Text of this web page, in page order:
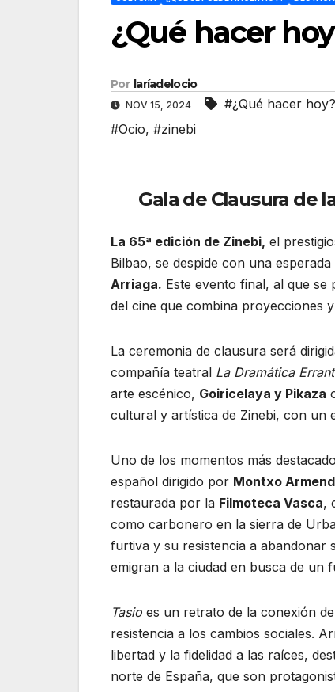
¿Qué hacer
Por laríadelocio
NOV 15, 2024 #¿Qué hacer
#Ocio, #zinebi
Gala de Clausura de
La 65ª edición de Zinebi, el
Bilbao, se despide con una
Arriaga. Este evento final, al que se
del cine que combina proyecciones
La ceremonia de clausura será
compañía teatral La Dramática
arte escénico, Goiricelaya y Pikaza
cultural y artística de Zinebi, con un
Uno de los momentos más
español dirigido por Montxo
restaurada por la Filmoteca Vasca,
como carbonero en la sierra de
furtiva y su resistencia a abandonar
emigran a la ciudad en busca de un
Tasio es un retrato de la conexión
resistencia a los cambios sociales.
libertad y la fidelidad a las raíces,
norte de España, que son